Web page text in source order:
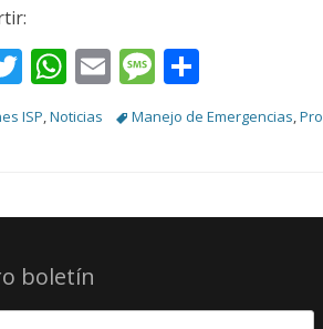
Twitter
WhatsApp
EmailMessage
ISP,Noticias TagsManejo de Emergencias,
boletín